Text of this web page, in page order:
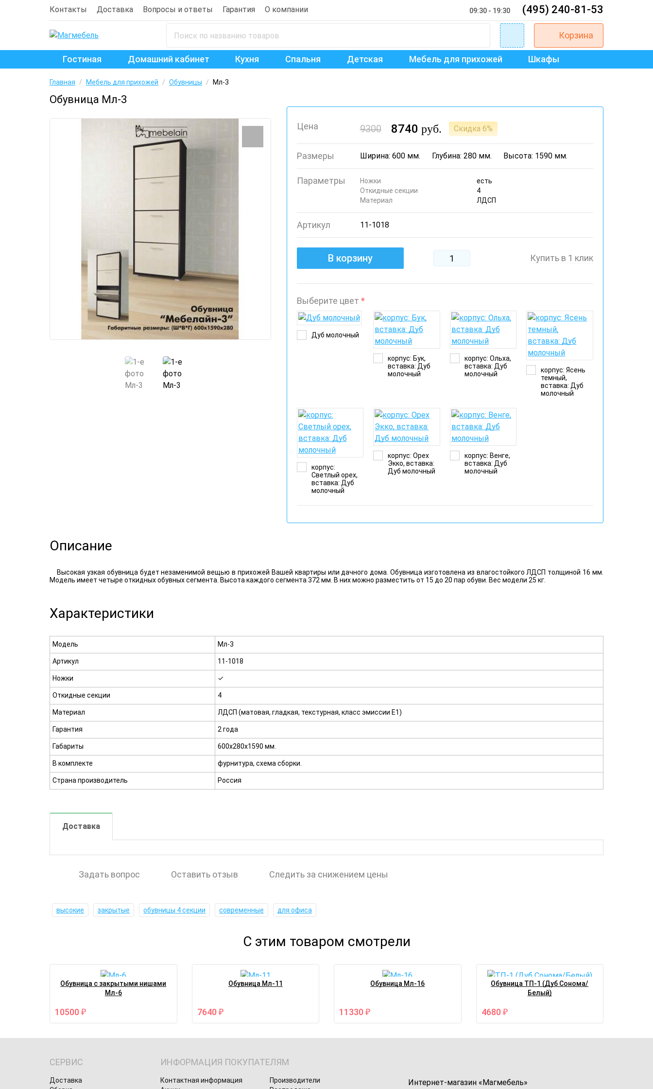
Контакты Доставка Вопросы и ответы Гарантия О компании 09:30 - 19:30 (495) 240-81-53
Корзина
Гостиная Домашний кабинет Кухня Спальня Детская Мебель для прихожей Шкафы
Главная / Мебель для прихожей / Обувницы / Мл-3
Обувница Мл-3
Цена 9300 8740 руб. Скидка 6%
Размеры Ширина: 600 мм. Глубина: 280 мм. Высота: 1590 мм.
Параметры Ножки
есть
Откидные секции
4
Материал
ЛДСП
Артикул 11-1018
В корзину Купить в 1 клик
Выберите цвет *
Дуб молочный
корпус: Бук,
вставка: Дуб
молочный
корпус: Ольха,
вставка: Дуб
молочный
корпус: Ясень
темный,
вставка: Дуб
молочный
корпус:
Светлый орех,
вставка: Дуб
молочный
корпус: Орех
Экко, вставка:
Дуб молочный
корпус: Венге,
вставка: Дуб
молочный
Описание
Высокая узкая обувница будет незаменимой вещью в прихожей Вашей квартиры или дачного дома. Обувница изготовлена из влагостойкого ЛДСП толщиной 16 мм.
Модель имеет четыре откидных обувных сегмента. Высота каждого сегмента 372 мм. В них можно разместить от 15 до 20 пар обуви. Вес модели 25 кг.
Характеристики
Модель Мл-3
Артикул 11-1018
Ножки ✓
Откидные секции 4
Материал ЛДСП (матовая, гладкая, текстурная, класс эмиссии E1)
Гарантия 2 года
Габариты 600х280х1590 мм.
В комплекте фурнитура, схема сборки.
Страна производитель Россия
Доставка
Задать вопрос Оставить отзыв Следить за снижением цены
высокие закрытые обувницы 4 секции современные для офиса
С этим товаром смотрели
Обувница с закрытыми нишами
Мл-6
10500 ₽
Обувница Мл-11
7640 ₽
Обувница Мл-16
11330 ₽
Обувница ТП-1 (Дуб Сонома/
Белый)
4680 ₽
СЕРВИС
Доставка
ИНФОРМАЦИЯ ПОКУПАТЕЛЯМ
Контактная информация
Производители
Интернет-магазин «Магмебель»